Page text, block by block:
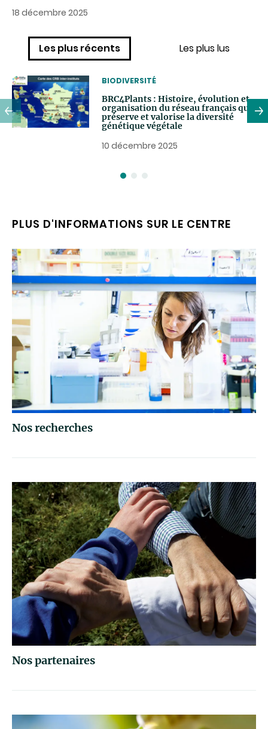
18 décembre 2025
Les plus récents Les plus lus
THEMATIC
BIODIVERSITÉ
BRC4Plants : Histoire, évolution et
organisation du réseau français qui
préserve et valorise la diversité
génétique végétale
10 décembre 2025
PLUS D'INFORMATIONS SUR LE CENTRE
Nos recherches
Nos partenaires